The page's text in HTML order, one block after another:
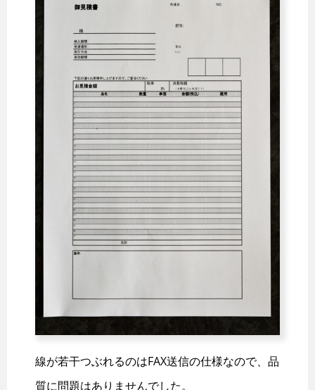
線が若干つぶれるのはFAX送信の仕様なので、品
質に問題はありませんでした。